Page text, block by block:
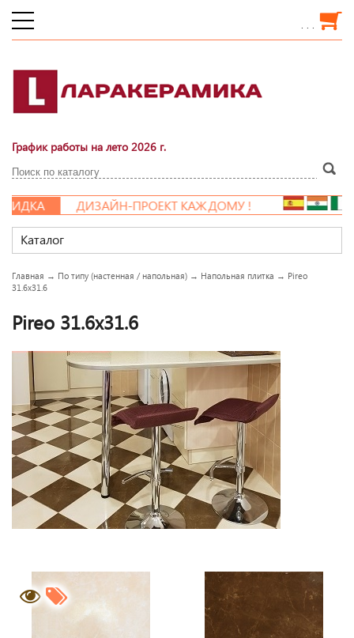
. . .
График работы на лето 2026 г.
ДИЗАЙН-ПРОЕКТ КАЖДОМУ !
Каталог
Главная → По типу (настенная / напольная) → Напольная плитка → Pireo
31.6x31.6
Pireo 31.6x31.6